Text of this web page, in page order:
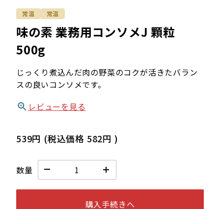
味の素 業務用コンソメJ 顆粒
500g
じっくり煮込んだ肉の野菜のコクが活きたバラン
スの良いコンソメです。
レビューを見る
539円 (税込価格 582円 )
数量
購入手続きへ
常温 常温